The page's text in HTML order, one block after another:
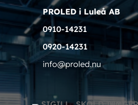
PROLED i Luleå AB
0910-14231
0920-14231
info@proled.nu